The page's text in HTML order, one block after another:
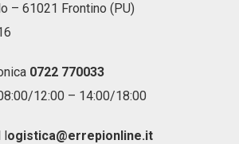
– 61021 Frontino (PU)
0722 770033
12:00 – 14:00/18:00
logistica@errepionline.it